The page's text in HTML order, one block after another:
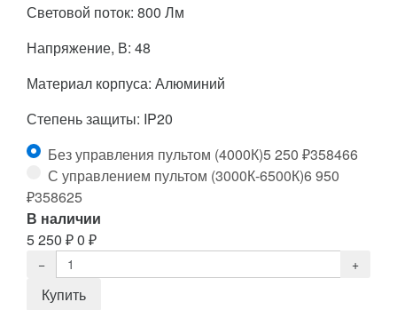
Световой поток: 800 Лм
Напряжение, В: 48
Материал корпуса: Алюминий
Степень защиты: IP20
Без управления пультом (4000К)5 250 ₽358466
С управлением пультом (3000К-6500К)6 950
₽358625
В наличии
5 250 ₽0 ₽